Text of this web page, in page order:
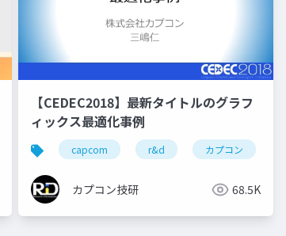
r&d カプコン
【CEDEC2018】最新タイトルのグラフ
ィックス最適化事例
capcom r&d カプコン
カプコン技研 68.5K